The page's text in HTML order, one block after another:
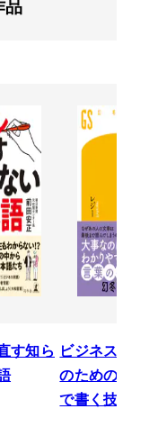
品
す知ら ビジネスパ
のための「
で書く技術